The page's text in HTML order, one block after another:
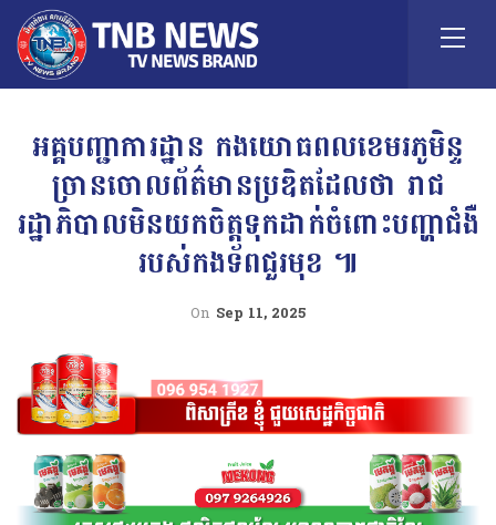
អគ្គបញ្ជាការដ្ឋាន កងយោធពលខេមរភូមិន្ទ
ច្រានចោលព័ត៌មានប្រឌិតដែលថា រាជ
រដ្ឋាភិបាលមិនយកចិត្តទុកដាក់ចំពោះបញ្ហាជំងឺ
របស់កងទ័ពជួរមុខ ៕
On Sep 11, 2025